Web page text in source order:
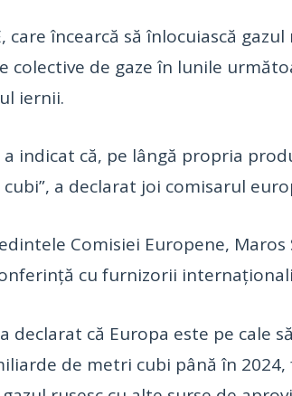
care încearcă să înlocuiască
colective de gaze în lunile
iernii.
a indicat că, pe lângă propria
a declarat joi comisarul
Comisiei Europene,
cu furnizorii
declarat că Europa este pe
de metri cubi până în